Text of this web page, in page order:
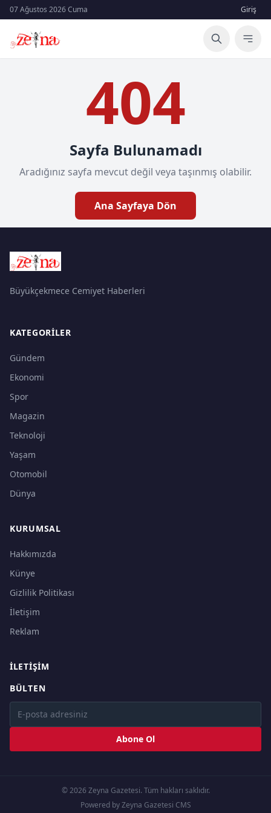
07 Ağustos 2026 Cuma Giriş
404
Sayfa Bulunamadı
Aradığınız sayfa mevcut değil veya taşınmış olabilir.
Ana Sayfaya Dön
Büyükçekmece Cemiyet Haberleri
KATEGORILER
Gündem
Ekonomi
Spor
Magazin
Teknoloji
Yaşam
Otomobil
Dünya
KURUMSAL
Hakkımızda
Künye
Gizlilik Politikası
İletişim
Reklam
İLETIŞIM
BÜLTEN
Abone Ol
© 2026 Zeyna Gazetesi. Tüm hakları saklıdır.
Powered by Zeyna Gazetesi CMS